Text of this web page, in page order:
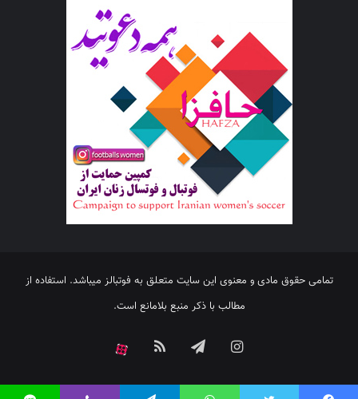
تمامی حقوق مادی و معنوی این سایت متعلق به فوتبالز میباشد. استفاده از
مطالب با ذکر منبع بلامانع است.
اینستاگرامتلگرام خوراک